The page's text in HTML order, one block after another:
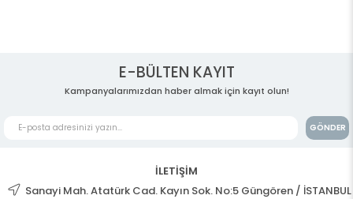
E-BÜLTEN KAYIT
Kampanyalarımızdan haber almak için kayıt olun!
GÖNDER
İLETİŞİM
Sanayi Mah. Atatürk Cad. Kayın Sok. No:5 Güngören / İSTANBUL